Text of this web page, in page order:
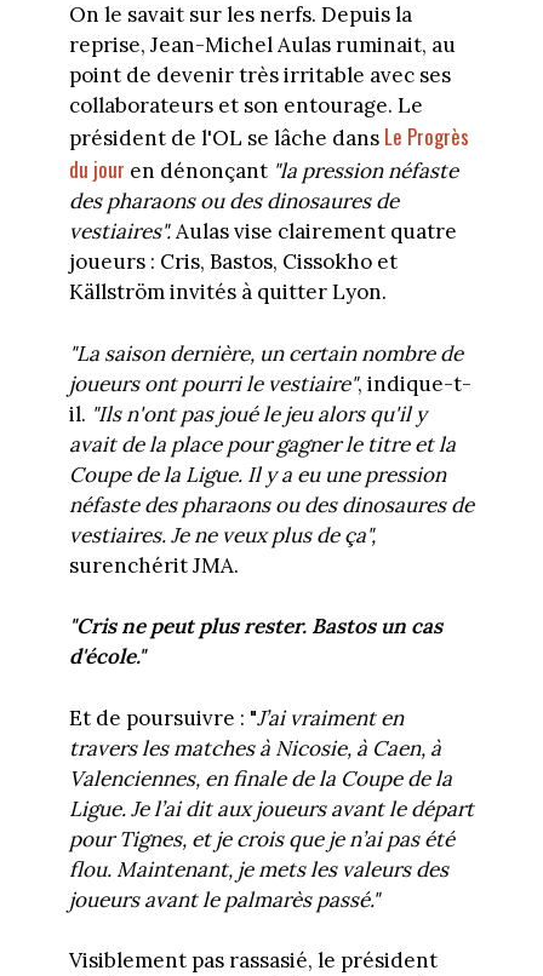
On le savait sur les nerfs. Depuis la
reprise, Jean-Michel Aulas ruminait, au
point de devenir très irritable avec ses
collaborateurs et son entourage. Le
président de l'OL se lâche dans Le Progrès
du jour en dénonçant "la pression néfaste
des pharaons ou des dinosaures de
vestiaires".Aulas vise clairement quatre
joueurs : Cris, Bastos, Cissokho et
Källström invités à quitter Lyon.
"La saison dernière, un certain nombre de
joueurs ont pourri le vestiaire", indique-t-
il. "Ils n'ont pas joué le jeu alors qu'il y
avait de la place pour gagner le titre et la
Coupe de la Ligue. Il y a eu une pression
néfaste des pharaons ou des dinosaures de
vestiaires. Je ne veux plus de ça",
surenchérit JMA.
"Cris ne peut plus rester. Bastos un cas
d'école."
Et de poursuivre : "J’ai vraiment en
travers les matches à Nicosie, à Caen, à
Valenciennes, en finale de la Coupe de la
Ligue. Je l’ai dit aux joueurs avant le départ
pour Tignes, et je crois que je n’ai pas été
flou. Maintenant, je mets les valeurs des
joueurs avant le palmarès passé."
Visiblement pas rassasié, le président